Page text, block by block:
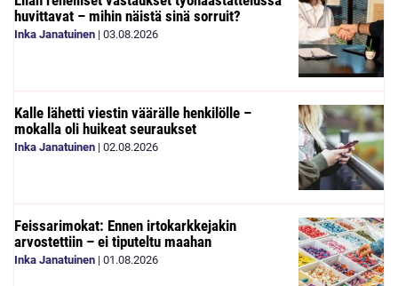
huvittavat – mihin näistä sinä sorruit?
Inka Janatuinen | 03.08.2026
Kalle lähetti viestin väärälle henkilölle –
mokalla oli huikeat seuraukset
Inka Janatuinen | 02.08.2026
Feissarimokat: Ennen irtokarkkejakin
arvostettiin – ei tiputeltu maahan
Inka Janatuinen | 01.08.2026